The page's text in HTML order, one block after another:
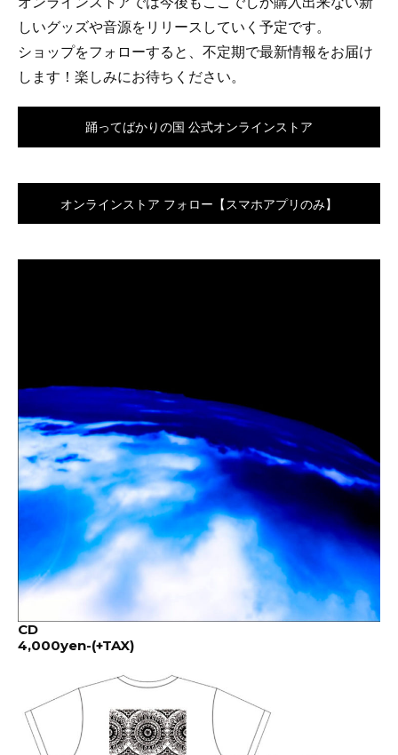
しいグッズや音源をリリースしていく予定です。
ショップをフォローすると、不定期で最新情報をお届け
します！楽しみにお待ちください。
踊ってばかりの国 公式オンラインストア
オンラインストア フォロー【スマホアプリのみ】
CD
4,000yen-(+TAX)